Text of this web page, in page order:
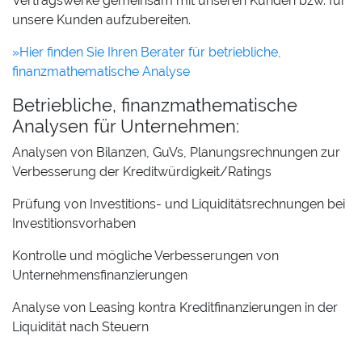
unsere Kunden aufzubereiten.
»Hier finden Sie Ihren Berater für betriebliche,
finanzmathematische Analyse
Betriebliche, finanzmathematische
Analysen für Unternehmen:
Analysen von Bilanzen, GuVs, Planungsrechnungen zur
Verbesserung der Kreditwürdigkeit/Ratings
Prüfung von Investitions- und Liquiditätsrechnungen bei
Investitionsvorhaben
Kontrolle und mögliche Verbesserungen von
Unternehmensfinanzierungen
Analyse von Leasing kontra Kreditfinanzierungen in der
Liquidität nach Steuern